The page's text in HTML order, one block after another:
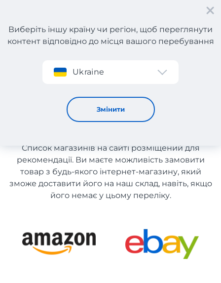
Реєстрація
Виберіть іншу країну чи регіон, щоб переглянути
контент відповідно до місця вашого перебування
Ukraine
Змінити
Генератори з Великобританії з доставкою в Україну
Генератори з Великобританії
з доставкою в Україну
Список магазинів на сайті розміщений для
рекомендації. Ви маєте можливість замовити
товар з будь-якого інтернет-магазину, який
зможе доставити його на наш склад, навіть, якщо
його немає у цьому переліку.